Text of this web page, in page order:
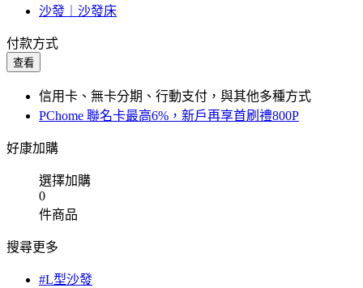
沙發︱沙發床
付款方式
查看
信用卡、無卡分期、行動支付，與其他多種方式
PChome 聯名卡最高6%，新戶再享首刷禮800P
好康加購
選擇加購
0
件商品
搜尋更多
#L型沙發